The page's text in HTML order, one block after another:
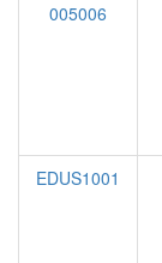
005006
EDUS1001